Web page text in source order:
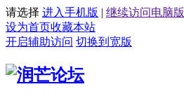
请选择 进入手机版 | 继续访问电脑版
设为首页收藏本站
开启辅助访问 切换到宽版